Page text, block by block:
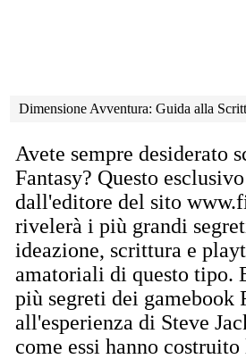
Dimensione Avventura: Guida alla
Avete sempre desiderato
Fantasy? Questo
dall'editore del sito
rivelerà i più grandi
ideazione, scrittura e
amatoriali di questo tipo.
più segreti dei gamebook
all'esperienza di Steve
come essi hanno